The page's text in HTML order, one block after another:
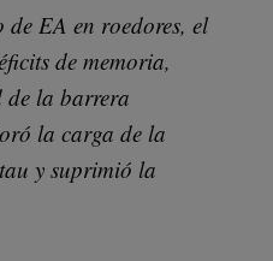
de EA en roedores, el
de memoria,
de la barrera
la carga de la
y suprimió la